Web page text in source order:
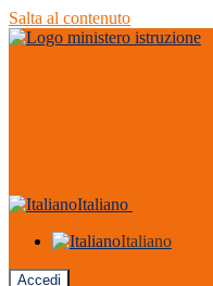
Salta al contenuto
Italiano
Italiano
Accedi